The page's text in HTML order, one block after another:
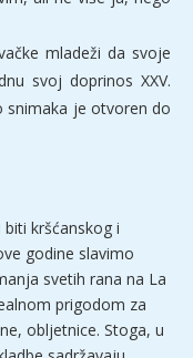
mladeži da svoje
svoj doprinos XXV.
snimaka je otvoren do
kršćanskog i
godine slavimo
svetih rana na La
prigodom za
obljetnice. Stoga, u